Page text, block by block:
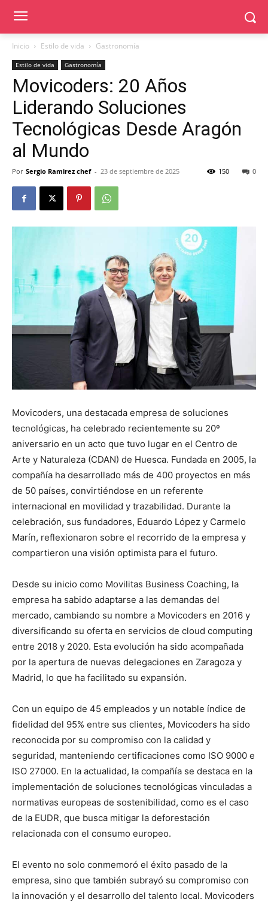
Inicio Estilo de vida Gastronomía
Estilo de vida Gastronomía
Movicoders: 20 Años
Liderando Soluciones
Tecnológicas Desde Aragón
al Mundo
Por Sergio Ramirez chef - 23 de septiembre de 2025 0
150
Movicoders, una destacada empresa de soluciones
tecnológicas, ha celebrado recientemente su 20º
aniversario en un acto que tuvo lugar en el Centro de
Arte y Naturaleza (CDAN) de Huesca. Fundada en 2005, la
compañía ha desarrollado más de 400 proyectos en más
de 50 países, convirtiéndose en un referente
internacional en movilidad y trazabilidad. Durante la
celebración, sus fundadores, Eduardo López y Carmelo
Marín, reflexionaron sobre el recorrido de la empresa y
compartieron una visión optimista para el futuro.
Desde su inicio como Movilitas Business Coaching, la
empresa ha sabido adaptarse a las demandas del
mercado, cambiando su nombre a Movicoders en 2016 y
diversificando su oferta en servicios de cloud computing
entre 2018 y 2020. Esta evolución ha sido acompañada
por la apertura de nuevas delegaciones en Zaragoza y
Madrid, lo que ha facilitado su expansión.
Con un equipo de 45 empleados y un notable índice de
fidelidad del 95% entre sus clientes, Movicoders ha sido
reconocida por su compromiso con la calidad y
seguridad, manteniendo certificaciones como ISO 9000 e
ISO 27000. En la actualidad, la compañía se destaca en la
implementación de soluciones tecnológicas vinculadas a
normativas europeas de sostenibilidad, como es el caso
de la EUDR, que busca mitigar la deforestación
relacionada con el consumo europeo.
El evento no solo conmemoró el éxito pasado de la
empresa, sino que también subrayó su compromiso con
la innovación y el desarrollo del talento local. Movicoders